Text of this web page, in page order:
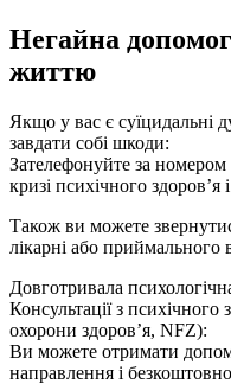
Негайна
життю
Якщо у вас є суїцидальні
завдати собі шкоди:
Зателефонуйте за
кризі психічного
Також ви можете
лікарні або приймального
Довготривала
Консультації з
охорони здоров’я, NFZ):
Ви можете отримати
направлення і